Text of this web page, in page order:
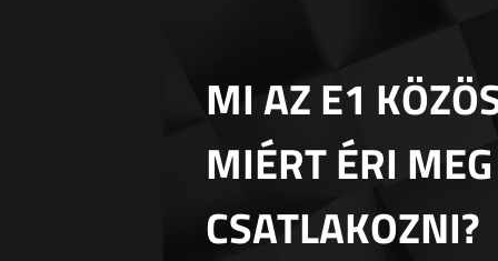
MI AZ E1
MIÉRT ÉRI MEG
CSATLAKOZNI?